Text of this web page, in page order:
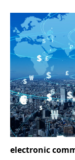
electronic